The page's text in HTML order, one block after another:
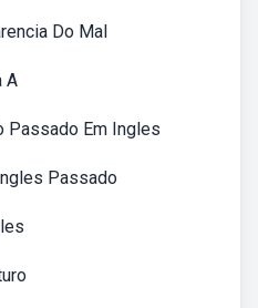
Do Mal
A
Passado Em Ingles
Passado